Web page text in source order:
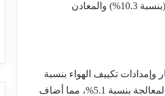
نقطة مئوية في المؤشر. ولوحظت زيادات ملحوظة في أسعار المنتجات الغذائية (بنسبة 10.3%) والمعادن
تكييف الهواء بنسبة
1%، بينما زادت أسعار إمدادات المياه والصرف الصحي وإدارة النفايات وخدمات المعالجة بنسبة 5.1%، مما أضاف